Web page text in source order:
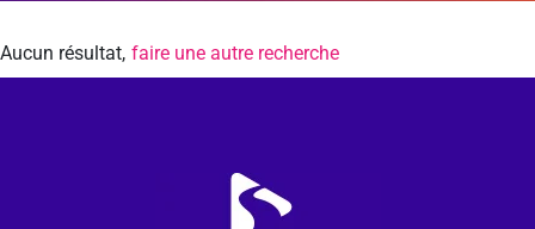
Aucun résultat, faire une autre recherche